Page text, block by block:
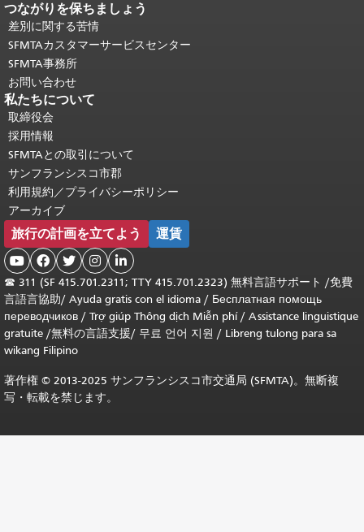
つながりを保ちましょう
差別に関する苦情
SFMTAカスタマーサービスセンター
SFMTA事務所
お問い合わせ
私たちについて
取締役会
採用情報
SFMTAとの取引について
サンフランシスコ市郡
利用規約／プライバシーポリシー
アーカイブ
旅行の計画を立てよう 運賃
    
☎ 311 (SF 415.701.2311; TTY 415.701.2323) 無料言語サポート /免費
言語言協助/ Ayuda gratis con el idioma / Бесплатная помощь
переводчиков / Trợ giúp Thông dịch Miễn phí/ Assistance linguistique
gratuite /無料の言語支援/ 무료 언어 지원 / Libreng tulong para sa
wikang Filipino
著作権 © 2013-2025 サンフランシスコ市交通局 (SFMTA)。無断複
写・転載を禁じます。